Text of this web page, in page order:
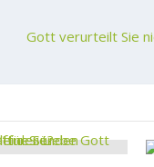
Gott verurteilt Sie